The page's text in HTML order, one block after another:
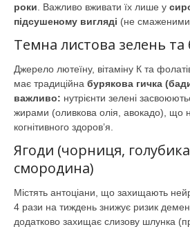
роки . Важливо вживати їх лише у
підсушеному вигляді (не смаженими
Темна листова зелень та
Джерело лютеїну, вітаміну К та
має традиційна бурякова гичка
важливо: нутрієнти зелені
жирами (оливкова олія, авокадо), що
когнітивного здоров’я.
Ягоди (чорниця,
смородина)
Містять антоціани, що захищають
4 рази на тиждень знижує ризик
додатково захищає слизову шлунка